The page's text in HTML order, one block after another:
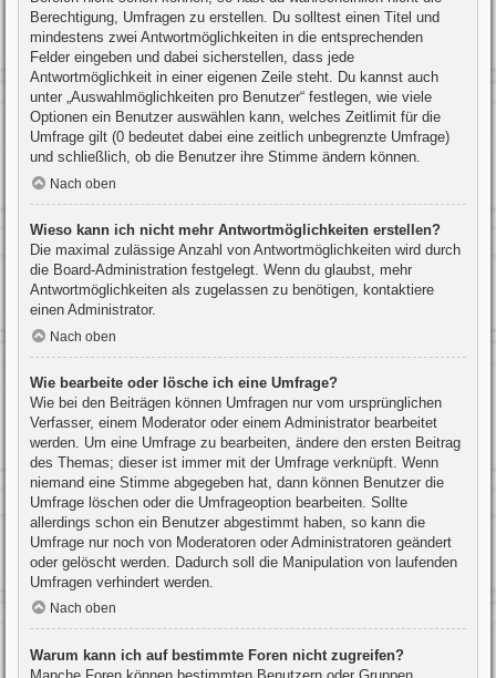
Berechtigung, Umfragen zu erstellen. Du solltest einen Titel und
mindestens zwei Antwortmöglichkeiten in die entsprechenden
Felder eingeben und dabei sicherstellen, dass jede
Antwortmöglichkeit in einer eigenen Zeile steht. Du kannst auch
unter „Auswahlmöglichkeiten pro Benutzer“ festlegen, wie viele
Optionen ein Benutzer auswählen kann, welches Zeitlimit für die
Umfrage gilt (0 bedeutet dabei eine zeitlich unbegrenzte Umfrage)
und schließlich, ob die Benutzer ihre Stimme ändern können.
Nach oben
Wieso kann ich nicht mehr Antwortmöglichkeiten erstellen?
Die maximal zulässige Anzahl von Antwortmöglichkeiten wird durch
die Board-Administration festgelegt. Wenn du glaubst, mehr
Antwortmöglichkeiten als zugelassen zu benötigen, kontaktiere
einen Administrator.
Nach oben
Wie bearbeite oder lösche ich eine Umfrage?
Wie bei den Beiträgen können Umfragen nur vom ursprünglichen
Verfasser, einem Moderator oder einem Administrator bearbeitet
werden. Um eine Umfrage zu bearbeiten, ändere den ersten Beitrag
des Themas; dieser ist immer mit der Umfrage verknüpft. Wenn
niemand eine Stimme abgegeben hat, dann können Benutzer die
Umfrage löschen oder die Umfrageoption bearbeiten. Sollte
allerdings schon ein Benutzer abgestimmt haben, so kann die
Umfrage nur noch von Moderatoren oder Administratoren geändert
oder gelöscht werden. Dadurch soll die Manipulation von laufenden
Umfragen verhindert werden.
Nach oben
Warum kann ich auf bestimmte Foren nicht zugreifen?